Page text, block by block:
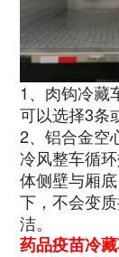
1、肉钩冷藏
可以选择3条
2、铝合金空
冷风整车循
体侧壁与厢
下，不会变
洁。
药品疫苗冷